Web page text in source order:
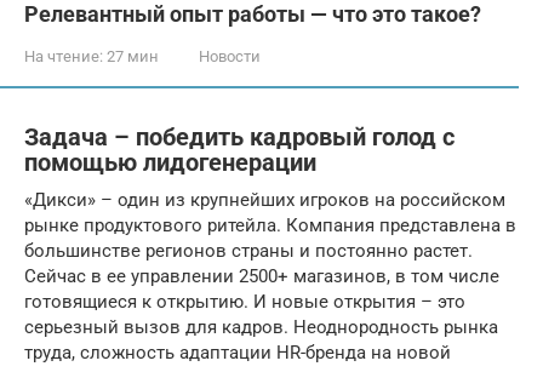
Релевантный опыт работы — что это такое?
На чтение: 27 мин Новости
Задача – победить кадровый голод с
помощью лидогенерации
«Дикси» – один из крупнейших игроков на российском
рынке продуктового ритейла. Компания представлена в
большинстве регионов страны и постоянно растет.
Сейчас в ее управлении 2500+ магазинов, в том числе
готовящиеся к открытию. И новые открытия – это
серьезный вызов для кадров. Неоднородность рынка
труда, сложность адаптации HR-бренда на новой